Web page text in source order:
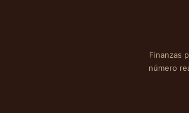
Finanzas
número